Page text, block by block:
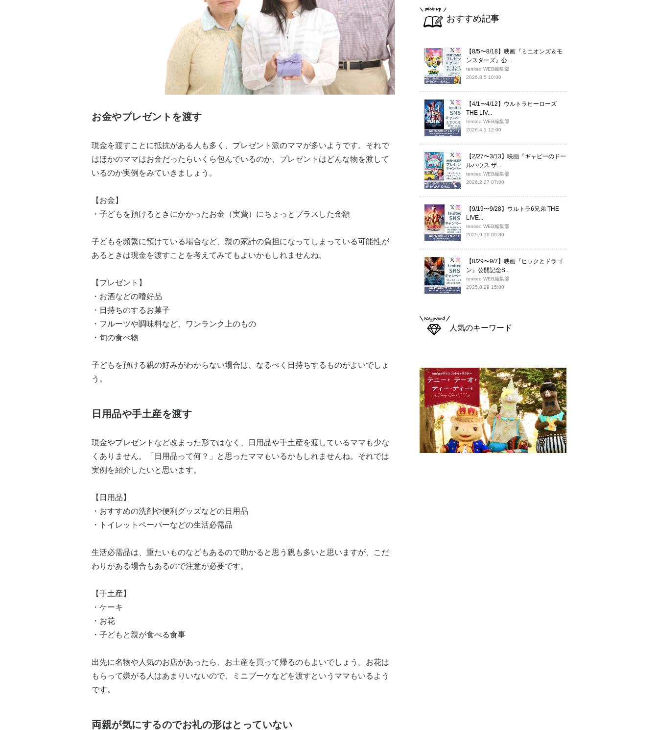
お金やプレゼントを渡す
現金を渡すことに抵抗がある人も多く、プレゼント派のママが多いようです。それで
はほかのママはお金だったらいくら包んでいるのか、プレゼントはどんな物を渡して
いるのか実例をみていきましょう。
【お金】
・子どもを預けるときにかかったお金（実費）にちょっとプラスした金額
子どもを頻繁に預けている場合など、親の家計の負担になってしまっている可能性が
あるときは現金を渡すことを考えてみてもよいかもしれませんね。
【プレゼント】
・お酒などの嗜好品
・日持ちのするお菓子
・フルーツや調味料など、ワンランク上のもの
・旬の食べ物
子どもを預ける親の好みがわからない場合は、なるべく日持ちするものがよいでしょ
う。
日用品や手土産を渡す
現金やプレゼントなど改まった形ではなく、日用品や手土産を渡しているママも少な
くありません。「日用品って何？」と思ったママもいるかもしれませんね。それでは
実例を紹介したいと思います。
【日用品】
・おすすめの洗剤や便利グッズなどの日用品
・トイレットペーパーなどの生活必需品
生活必需品は、重たいものなどもあるので助かると思う親も多いと思いますが、こだ
わりがある場合もあるので注意が必要です。
【手土産】
・ケーキ
・お花
・子どもと親が食べる食事
出先に名物や人気のお店があったら、お土産を買って帰るのもよいでしょう。お花は
もらって嫌がる人はあまりいないので、ミニブーケなどを渡すというママもいるよう
です。
両親が気にするのでお礼の形はとっていない
おすすめ記事
【8/5〜8/18】映画『ミニオンズ＆モ
ンスターズ』公...
teniteo WEB編集部
2026.8.5 10:00
【4/1〜4/12】ウルトラヒーローズ
THE LIV...
teniteo WEB編集部
2026.4.1 12:00
【2/27〜3/13】映画『ギャビーのドー
ルハウス ザ...
teniteo WEB編集部
2026.2.27 07:00
【9/19〜9/28】ウルトラ6兄弟 THE
LIVE...
teniteo WEB編集部
2025.9.19 09:30
【8/29〜9/7】映画『ヒックとドラゴ
ン』公開記念S...
teniteo WEB編集部
2025.8.29 15:00
人気のキーワード